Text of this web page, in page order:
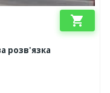
shopping_cart
розв'язка